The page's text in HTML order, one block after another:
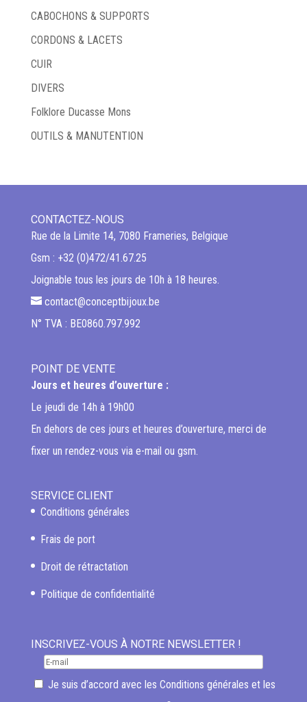
CABOCHONS & SUPPORTS
CORDONS & LACETS
CUIR
DIVERS
Folklore Ducasse Mons
OUTILS & MANUTENTION
CONTACTEZ-NOUS
Rue de la Limite 14, 7080 Frameries, Belgique
Gsm : +32 (0)472/41.67.25
Joignable tous les jours de 10h à 18 heures.
contact@conceptbijoux.be
N° TVA : BE0860.797.992
POINT DE VENTE
Jours et heures d’ouverture :
Le jeudi de 14h à 19h00
En dehors de ces jours et heures d’ouverture, merci de
fixer un rendez-vous via e-mail ou gsm.
SERVICE CLIENT
Conditions générales
Frais de port
Droit de rétractation
Politique de confidentialité
INSCRIVEZ-VOUS À NOTRE NEWSLETTER !
Je suis d’accord avec les Conditions générales et les